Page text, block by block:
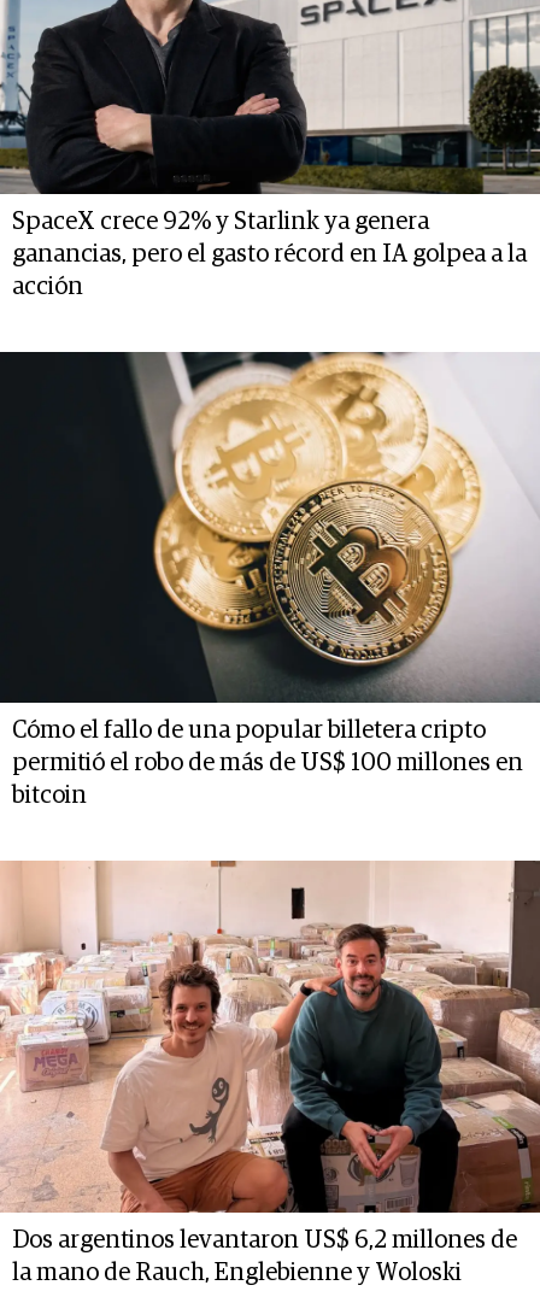
SpaceX crece 92% y Starlink ya genera
ganancias, pero el gasto récord en IA golpea a la
acción
Cómo el fallo de una popular billetera cripto
permitió el robo de más de US$ 100 millones en
bitcoin
Dos argentinos levantaron US$ 6,2 millones de
la mano de Rauch, Englebienne y Woloski